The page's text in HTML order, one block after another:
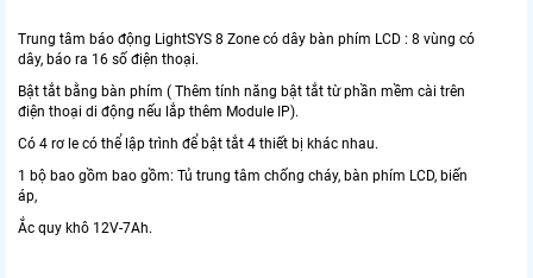
Trung tâm báo động LightSYS 8 Zone có dây bàn phím LCD : 8 vùng có
dây, báo ra 16 số điện thoại.
Bật tắt bằng bàn phím ( Thêm tính năng bật tắt từ phần mềm cài trên
điện thoại di động nếu lắp thêm Module IP).
Có 4 rơ le có thể lập trình để bật tắt 4 thiết bị khác nhau.
1 bộ bao gồm bao gồm: Tủ trung tâm chống cháy, bàn phím LCD, biến
áp,
Ắc quy khô 12V-7Ah.